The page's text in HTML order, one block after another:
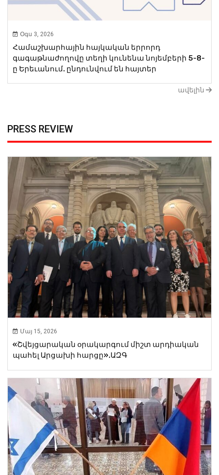
Օգս 3, 2026
Համաշխարհային հայկական երրորդ
գագաթնաժողովը տեղի կունենա նոյեմբերի 5-8-
ը Երեւանում. ընդունվում են հայտեր
ավելին
PRESS REVIEW
Մայ 15, 2026
«Շվեյցարական օրակարգում միշտ արդիական
պահել Արցախի հարցը».ԱԶԳ